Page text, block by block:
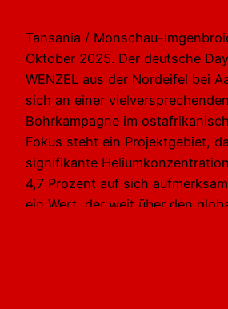
Tansania / Monschau-
Oktober 2025. Der deutsche
WENZEL aus der Nordeifel bei
sich an einer
Bohrkampagne im
Fokus steht ein Projektgebiet,
signifikante
4,7 Prozent auf sich
ein Wert, der weit über den